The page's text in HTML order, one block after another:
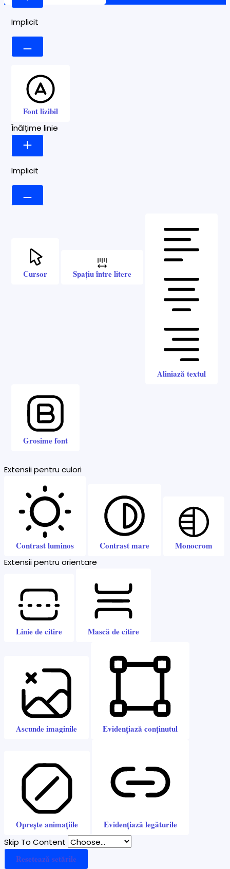
Implicit
Font lizibil
Înălțime linie
Implicit
Cursor Spațiu între litere
Aliniază textul
Grosime font
Extensii pentru culori
Contrast luminos Contrast mare Monocrom
Extensii pentru orientare
Linie de citire Mască de citire
Ascunde imaginile Evidențiază conținutul
Oprește animațiile Evidențiază legăturile
Skip To Content
Resetează setările